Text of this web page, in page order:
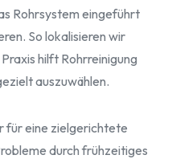
Rohrsystem eingeführt
So lokalisieren wir
hilft Rohrreinigung
auszuwählen.
für eine zielgerichtete
durch frühzeitiges